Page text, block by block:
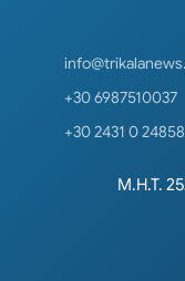
+30 6987510037
+30 2431 0 24858
Μ.Η.Τ.